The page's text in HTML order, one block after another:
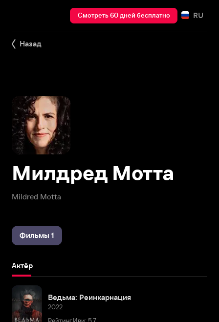
Смотреть 60 дней бесплатно RU
Назад
Mildred Motta
Милдред Мотта
Фильмы 1
Актёр
Ведьма: Реинкарнация
2022